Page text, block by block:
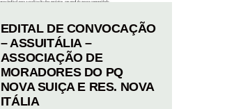
EDITAL DE CONVOCAÇÃO
– ASSUITÁLIA –
ASSOCIAÇÃO DE
MORADORES DO PQ
NOVA SUIÇA E RES. NOVA
ITÁLIA